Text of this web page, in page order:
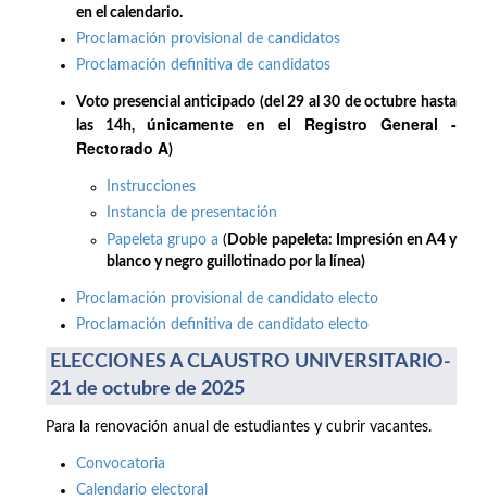
en el calendario.
Proclamación provisional de candidatos
Proclamación definitiva de candidatos
Voto presencial anticipado (del 29 al 30 de octubre hasta
las 14h, únicamente en el Registro General -
Rectorado A)
Instrucciones
Instancia de presentación
Papeleta grupo a( Doble papeleta: Impresión en A4 y
blanco y negro guillotinado por la línea)
Proclamación provisional de candidato electo
Proclamación definitiva de candidato electo
ELECCIONES A CLAUSTRO UNIVERSITARIO-
21 de octubre de 2025
Para la renovación anual de estudiantes y cubrir vacantes.
Convocatoria
Calendario electoral